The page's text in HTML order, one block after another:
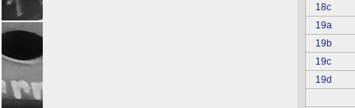
18c
19a
19b
19c
19d